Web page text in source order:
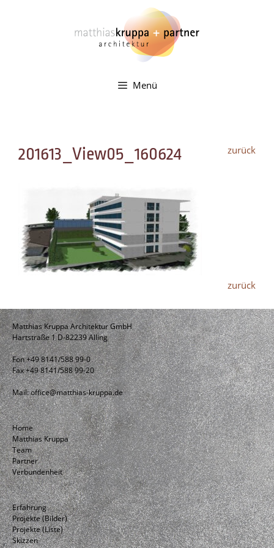
Menü
zurück
201613_View05_160624
zurück
Matthias Kruppa Architektur GmbH
Hartstraße 1 D-82239 Alling
Fon +49 8141/588 99-0
Fax +49 8141/588 99-20
Mail:office@matthias-kruppa.de
Home
Matthias Kruppa
Team
Partner
Verbundenheit
Erfahrung
Projekte (Bilder)
Projekte (Liste)
Skizzen